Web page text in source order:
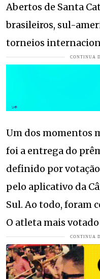
Abertos de Santa
brasileiros, sul-
torneios
Um dos momentos
foi a entrega do
definido por
pelo aplicativo da
Sul. Ao todo, foram
O atleta mais